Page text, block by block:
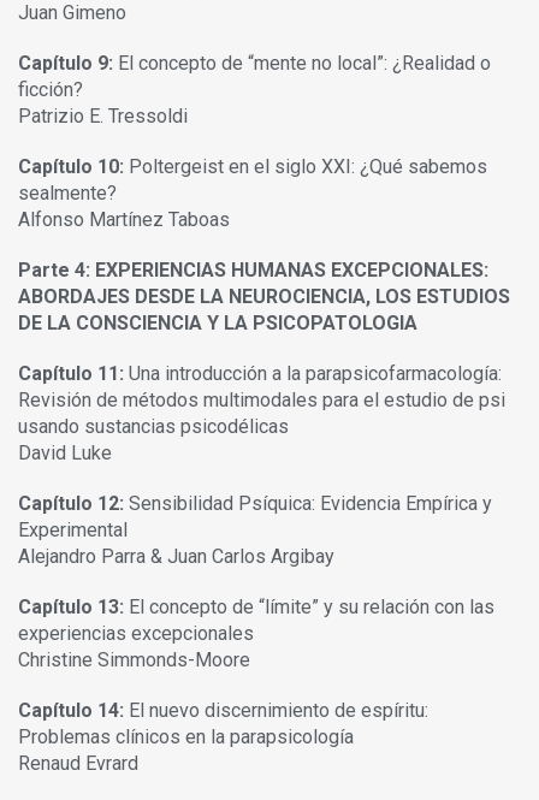
Juan Gimeno
Capítulo 9: El concepto de “mente no local”: ¿Realidad o
ficción?
Patrizio E. Tressoldi
Capítulo 10: Poltergeist en el siglo XXI: ¿Qué sabemos
sealmente?
Alfonso Martínez Taboas
Parte 4: EXPERIENCIAS HUMANAS EXCEPCIONALES:
ABORDAJES DESDE LA NEUROCIENCIA, LOS ESTUDIOS
DE LA CONSCIENCIA Y LA PSICOPATOLOGIA
Capítulo 11: Una introducción a la parapsicofarmacología:
Revisión de métodos multimodales para el estudio de psi
usando sustancias psicodélicas
David Luke
Capítulo 12: Sensibilidad Psíquica: Evidencia Empírica y
Experimental
Alejandro Parra & Juan Carlos Argibay
Capítulo 13: El concepto de “límite” y su relación con las
experiencias excepcionales
Christine Simmonds-Moore
Capítulo 14: El nuevo discernimiento de espíritu:
Problemas clínicos en la parapsicología
Renaud Evrard